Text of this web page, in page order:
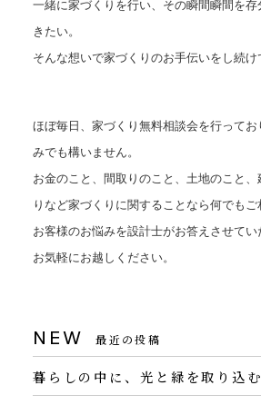
一緒に家づくりを行い、その瞬間瞬間を
きたい。
そんな想いで家づくりのお手伝いをし続け
ほぼ毎日、家づくり無料相談会を行って
みでも構いません。
お金のこと、間取りのこと、土地のこと
りなど家づくりに関することなら何でもご
お客様のお悩みを設計士がお答えさせてい
お気軽にお越しください。
NEW 最近の投稿
暮らしの中に、光と緑を取り込